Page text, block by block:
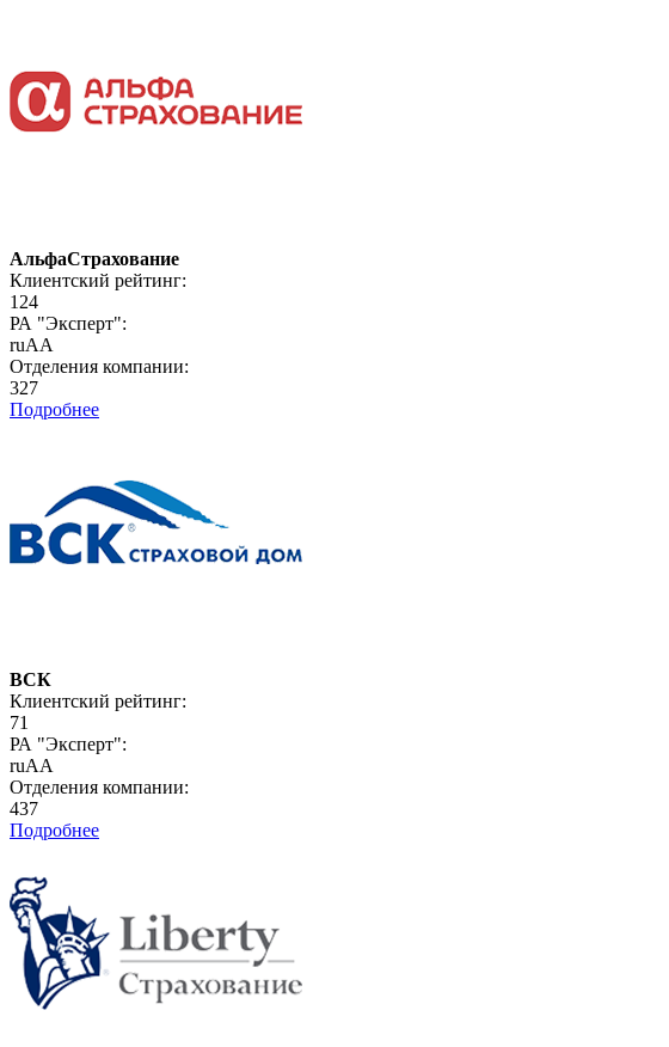
АльфаСтрахование
Клиентский рейтинг:
124
РА "Эксперт":
ruAA
Отделения компании:
327
Подробнее
ВСК
Клиентский рейтинг:
71
РА "Эксперт":
ruAA
Отделения компании:
437
Подробнее